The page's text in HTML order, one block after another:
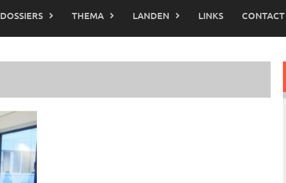
DOSSIERS THEMA LANDEN LINKS CONTACT